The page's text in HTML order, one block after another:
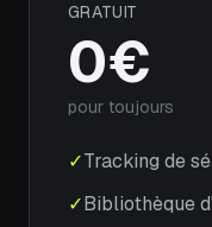
GRATUIT
0€
pour toujours
✓Tracking de
✓Bibliothèque